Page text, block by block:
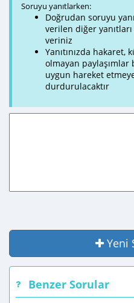
Soruyu yanıtlarken:
Doğrudan soruyu
verilen diğer
veriniz
Yanıtınızda
olmayan paylaşımlar
uygun hareket
durdurulacaktır
Yeni
Benzer Sorular